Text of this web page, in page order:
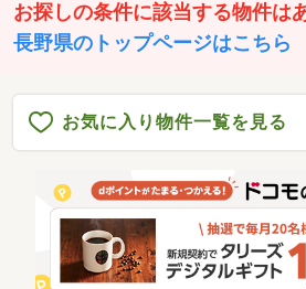
お探しの条件に該当する物件は
長野県のトップページはこちら
お気に入り物件一覧を見る